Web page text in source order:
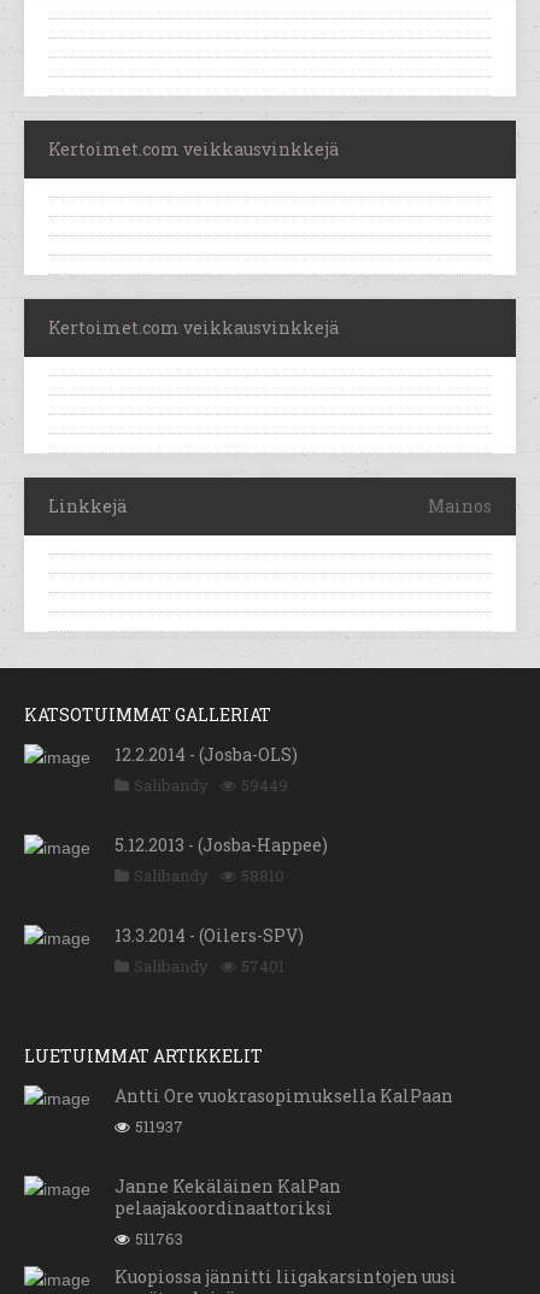
Kertoimet.com veikkausvinkkejä
Kertoimet.com veikkausvinkkejä
Linkkejä Mainos
KATSOTUIMMAT GALLERIAT
12.2.2014 - (Josba-OLS)
Salibandy 59449
5.12.2013 - (Josba-Happee)
Salibandy 58810
13.3.2014 - (Oilers-SPV)
Salibandy 57401
LUETUIMMAT ARTIKKELIT
Antti Ore vuokrasopimuksella KalPaan
511937
Janne Kekäläinen KalPan
pelaajakoordinaattoriksi
511763
Kuopiossa jännitti liigakarsintojen uusi